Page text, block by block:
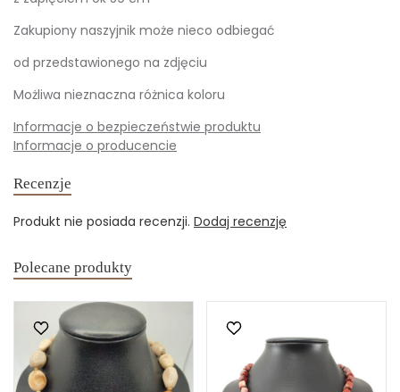
Zakupiony naszyjnik może nieco odbiegać
od przedstawionego na zdjęciu
Możliwa nieznaczna różnica koloru
Informacje o bezpieczeństwie produktu
Informacje o producencie
Recenzje
Produkt nie posiada recenzji. Dodaj recenzję
Polecane produkty